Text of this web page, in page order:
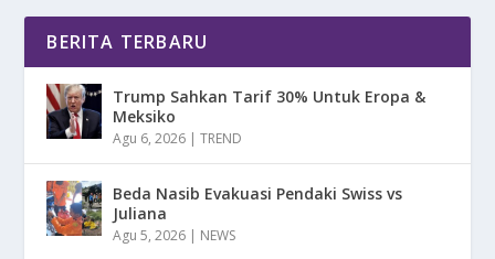
BERITA TERBARU
Trump Sahkan Tarif 30% Untuk Eropa &
Meksiko
Agu 6, 2026 |TREND
Beda Nasib Evakuasi Pendaki Swiss vs
Juliana
Agu 5, 2026 | NEWS